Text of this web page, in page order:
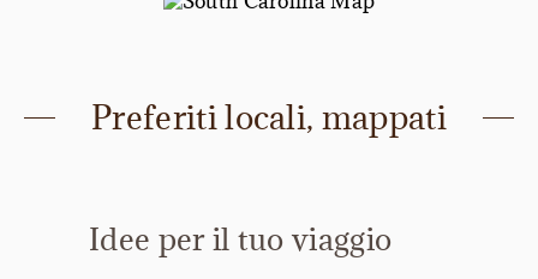
Preferiti locali, mappati
Idee per il tuo viaggio